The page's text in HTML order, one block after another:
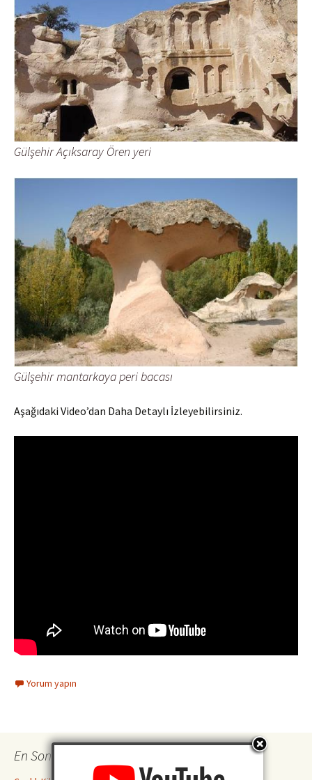
Gülşehir Açıksaray Ören yeri
Gülşehir mantarkaya peri bacası
Aşağıdaki Video’dan Daha Detaylı İzleyebilirsiniz.
Yorum yapın
En Son İncelemeler